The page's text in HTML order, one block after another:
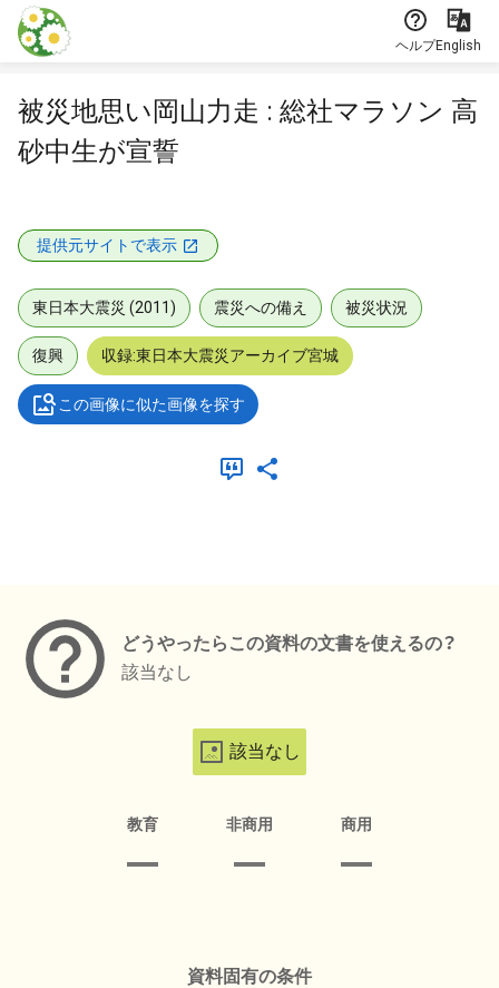
本文に飛ぶ
ヘルプEnglish
被災地思い岡山力走 : 総社マラソン 高
砂中生が宣誓
提供元サイトで表示
東日本大震災 (2011) 震災への備え 被災状況
復興 収録:東日本大震災アーカイブ宮城
この画像に似た画像を探す
どうやったらこの資料の文書を使えるの？
該当なし
該当なし
教育 非商用 商用
資料固有の条件